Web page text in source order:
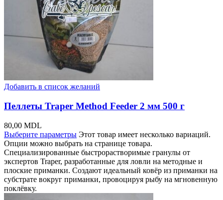
Добавить в список желаний
Пеллеты Traper Method Feeder 2 мм 500 г
80,00 MDL
Выберите параметры Этот товар имеет несколько вариаций.
Опции можно выбрать на странице товара.
Специализированные быстрорастворимые гранулы от
экспертов Traper, разработанные для ловли на методные и
плоские приманки. Создают идеальный ковёр из приманки на
субстрате вокруг приманки, провоцируя рыбу на мгновенную
поклёвку.